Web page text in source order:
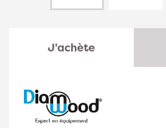
J'achète